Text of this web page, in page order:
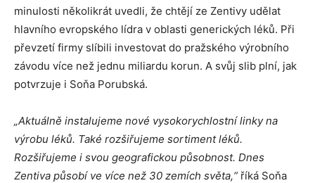
minulosti několikrát uvedli, že chtějí ze Zentivy udělat
hlavního evropského lídra v oblasti generických léků. Při
převzetí firmy slíbili investovat do pražského výrobního
závodu více než jednu miliardu korun. A svůj slib plní, jak
potvrzuje i Soňa Porubská.
„Aktuálně instalujeme nové vysokorychlostní linky na
výrobu léků. Také rozšiřujeme sortiment léků.
Rozšiřujeme i svou geografickou působnost. Dnes
Zentiva působí ve více než 30 zemích světa,“říká Soňa